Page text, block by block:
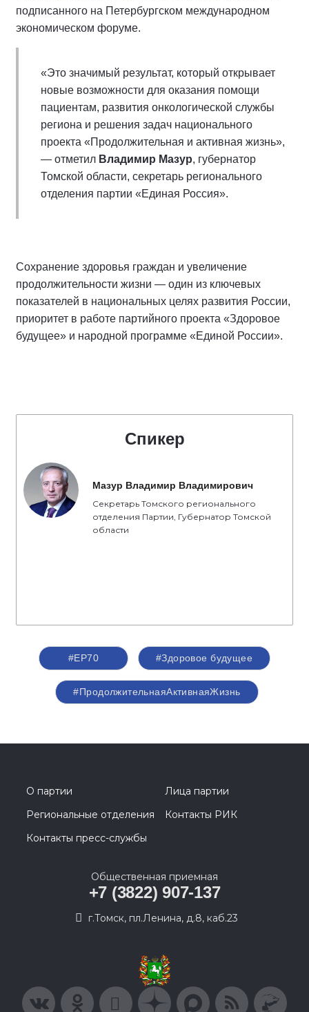
подписанного на Петербургском международном
экономическом форуме.
«Это значимый результат, который открывает
новые возможности для оказания помощи
пациентам, развития онкологической службы
региона и решения задач национального
проекта «Продолжительная и активная жизнь»,
— отметил Владимир Мазур, губернатор
Томской области, секретарь регионального
отделения партии «Единая Россия».
Сохранение здоровья граждан и увеличение
продолжительности жизни — один из ключевых
показателей в национальных целях развития России,
приоритет в работе партийного проекта «Здоровое
будущее» и народной программе «Единой России».
Спикер
Мазур Владимир Владимирович
Секретарь Томского регионального
отделения Партии, Губернатор Томской
области
#ЕР70 #Здоровое будущее
#ПродолжительнаяАктивнаяЖизнь
О партии
Лица партии
Региональные отделения
Контакты РИК
Контакты пресс-службы
Общественная приемная
+7 (3822) 907-137
г.Томск, пл.Ленина, д.8, каб.23